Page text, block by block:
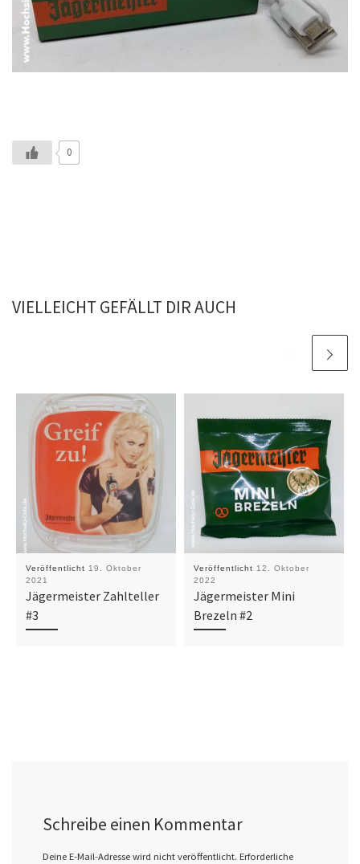
0
VIELLEICHT GEFÄLLT DIR AUCH
Veröffentlicht 19. Oktober
2021
Jägermeister Zahlteller
#3
Veröffentlicht 12. Oktober
2022
Jägermeister Mini
Brezeln #2
Schreibe einen Kommentar
Deine E-Mail-Adresse wird nicht veröffentlicht. Erforderliche